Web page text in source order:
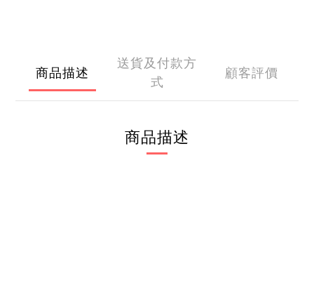
商品描述
送貨及付款方
式
顧客評價
商品描述